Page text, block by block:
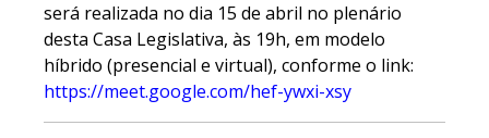
será realizada no dia 15 de abril no plenário
desta Casa Legislativa, às 19h, em modelo
híbrido (presencial e virtual), conforme o link:
https://meet.google.com/hef-ywxi-xsy